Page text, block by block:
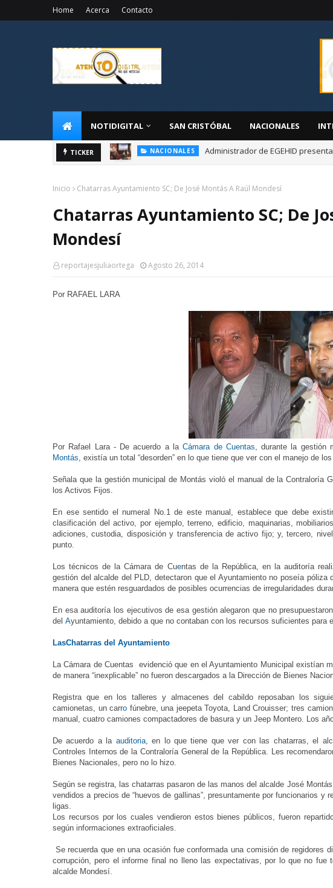
Home Acerca Contacto
NOTIDIGITAL SAN CRISTÓBAL NACIONALES
TICKER NACIONALES CONADIS realizará jornada de
Inicio Chatarras Ayuntamiento SC; De José Montás A Raúl Mondesí
Chatarras Ayuntamiento SC; De
Mondesí
reportajesjuliaortega Agosto 26, 2014
Por RAFAEL LARA
Por Rafael Lara - De acuerdo a laCámara de Cuentas, durante la gestión
Montás, existía un total “desorden” en lo que tiene que ver con el manejo de
Señala que la gestión municipal de Montás violó el manual de la Contraloría
los Activos Fijos.
En ese sentido el numeral No.1 de este manual, establece que debe
clasificación del activo, por ejemplo, terreno, edificio, maquinarias,
adiciones, custodia, disposición y transferencia de activo fijo; y, tercero,
punto.
Los técnicos de la Cámara de Cuentas de la República, en la auditoría
gestión del alcalde del PLD, detectaron que el Ayuntamiento no poseía
manera que estén resguardados de posibles ocurrencias de irregularidades
En esa auditoría los ejecutivos de esa gestión alegaron que no
del Ayuntamiento, debido a que no contaban con los recursos suficientes para
LasChatarras del Ayuntamiento
La Cámara de Cuentas evidenció que en el Ayuntamiento Municipal existían
de manera “inexplicable” no fueron descargados a la Dirección de Bienes
Registra que en los talleres y almacenes del cabildo reposaban los
camionetas, un carro fúnebre, una jeepeta Toyota, Land Crouisser; tres
manual, cuatro camiones compactadores de basura y un Jeep Montero. Los
De acuerdo a la auditoria, en lo que tiene que ver con las chatarras, el
Controles Internos de la Contraloría General de la República. Les
Bienes Nacionales, pero no lo hizo.
Según se registra, las chatarras pasaron de las manos del alcalde José
vendidos a precios de “huevos de gallinas”, presuntamente por funcionarios y
ligas.
Los recursos por los cuales vendieron estos bienes públicos, fueron
según informaciones extraoficiales.
Se recuerda que en una ocasión fue conformada una comisión de regidores
corrupción, pero el informe final no lleno las expectativas, por lo que no fue
alcalde Mondesí.